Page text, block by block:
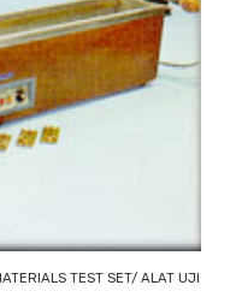
TEST SET/ ALAT UJI